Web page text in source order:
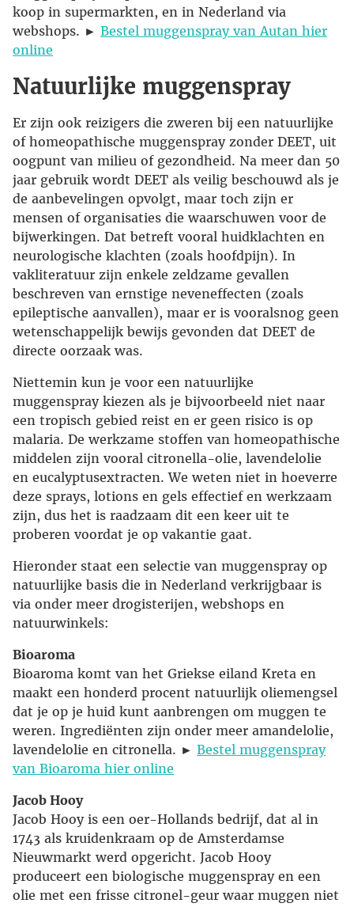
koop in supermarkten, en in Nederland via
webshops. ► Bestel muggenspray van Autan hier
online
Natuurlijke muggenspray
Er zijn ook reizigers die zweren bij een natuurlijke
of homeopathische muggenspray zonder DEET, uit
oogpunt van milieu of gezondheid. Na meer dan 50
jaar gebruik wordt DEET als veilig beschouwd als je
de aanbevelingen opvolgt, maar toch zijn er
mensen of organisaties die waarschuwen voor de
bijwerkingen. Dat betreft vooral huidklachten en
neurologische klachten (zoals hoofdpijn). In
vakliteratuur zijn enkele zeldzame gevallen
beschreven van ernstige neveneffecten (zoals
epileptische aanvallen), maar er is vooralsnog geen
wetenschappelijk bewijs gevonden dat DEET de
directe oorzaak was.
Niettemin kun je voor een natuurlijke
muggenspray kiezen als je bijvoorbeeld niet naar
een tropisch gebied reist en er geen risico is op
malaria. De werkzame stoffen van homeopathische
middelen zijn vooral citronella-olie, lavendelolie
en eucalyptusextracten. We weten niet in hoeverre
deze sprays, lotions en gels effectief en werkzaam
zijn, dus het is raadzaam dit een keer uit te
proberen voordat je op vakantie gaat.
Hieronder staat een selectie van muggenspray op
natuurlijke basis die in Nederland verkrijgbaar is
via onder meer drogisterijen, webshops en
natuurwinkels:
Bioaroma
Bioaroma komt van het Griekse eiland Kreta en
maakt een honderd procent natuurlijk oliemengsel
dat je op je huid kunt aanbrengen om muggen te
weren. Ingrediënten zijn onder meer amandelolie,
lavendelolie en citronella. ► Bestel muggenspray
van Bioaroma hier online
Jacob Hooy
Jacob Hooy is een oer-Hollands bedrijf, dat al in
1743 als kruidenkraam op de Amsterdamse
Nieuwmarkt werd opgericht. Jacob Hooy
produceert een biologische muggenspray en een
olie met een frisse citronel-geur waar muggen niet